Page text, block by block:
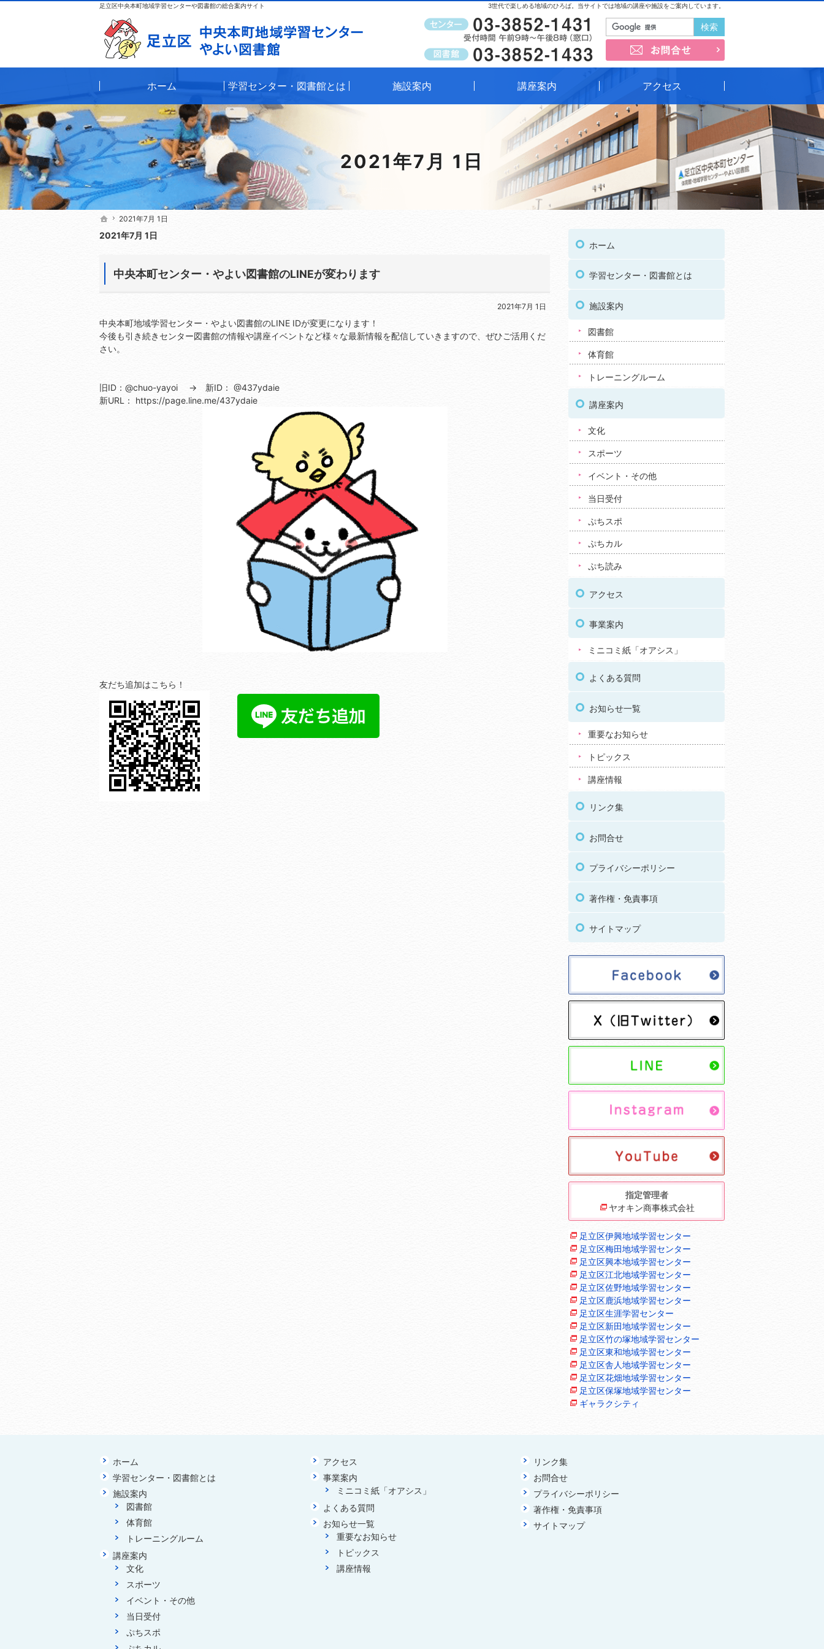
2021年7月 1日
3世代で楽しめる地域のひろば。当サイトでは地域の講座や施設をご案内しています。
足立区中央本町地域学習センターや図書館の総合案内サイト
ホーム
2021年7月 1日
2021年7月 1日
中央本町センター・やよい図書館のLINEが変わります
2021年7月 1日
中央本町地域学習センター・やよい図書館のLINE IDが変更になります！
今後も引き続きセンター図書館の情報や講座イベントなど様々な最新情報を配信していきますので、ぜひご活用くだ
さい。
旧ID：@chuo-yayoi → 新ID： @437ydaie
新URL： https://page.line.me/437ydaie
友だち追加はこちら！
ホーム
学習センター・図書館とは
施設案内
図書館
体育館
トレーニングルーム
講座案内
文化
スポーツ
イベント・その他
当日受付
ぷちスポ
ぷちカル
ぷち読み
アクセス
事業案内
ミニコミ紙「オアシス」
よくある質問
お知らせ一覧
重要なお知らせ
トピックス
講座情報
リンク集
お問合せ
プライバシーポリシー
著作権・免責事項
サイトマップ
指定管理者
ヤオキン商事株式会社
足立区伊興地域学習センター
足立区梅田地域学習センター
足立区興本地域学習センター
足立区江北地域学習センター
足立区佐野地域学習センター
足立区鹿浜地域学習センター
足立区生涯学習センター
足立区新田地域学習センター
足立区竹の塚地域学習センター
足立区東和地域学習センター
足立区舎人地域学習センター
足立区花畑地域学習センター
足立区保塚地域学習センター
ギャラクシティ
ホーム
2021年7月 1日
03-3852-1431
受付時間
午前9時～午後8時（窓口）
03-3852-1433
ホーム 学習センター・図書館とは 施設案内 講座案内 アクセス
ホーム
学習センター・図書館とは
施設案内
図書館
体育館
トレーニングルーム
講座案内
文化
スポーツ
イベント・その他
当日受付
ぷちスポ
アクセス
事業案内
ミニコミ紙「オアシス」
よくある質問
お知らせ一覧
重要なお知らせ
トピックス
講座情報
リンク集
お問合せ
プライバシーポリシー
著作権・免責事項
サイトマップ